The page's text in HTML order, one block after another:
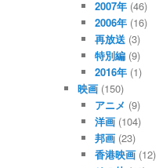
2007年 (46)
2006年 (16)
再放送 (3)
特別編 (9)
2016年 (1)
映画(150)
アニメ (9)
洋画 (104)
邦画 (23)
香港映画 (12)